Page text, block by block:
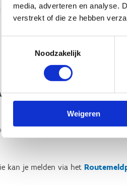
media, adverteren en analyse.
verstrekt of die ze hebben
Noodzakelijk
Weigeren
kan je melden via het